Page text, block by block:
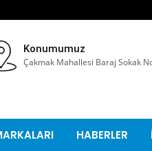
Konumumuz
Çakmak Mahallesi Baraj Sokak
HABERLER